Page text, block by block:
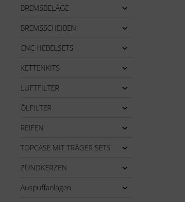
BREMSBELÄGE
BREMSSCHEIBEN
CNC HEBELSETS
KETTENKITS
LUFTFILTER
ÖLFILTER
REIFEN
TOPCASE MIT TRÄGER SETS
ZÜNDKERZEN
Auspuffanlagen